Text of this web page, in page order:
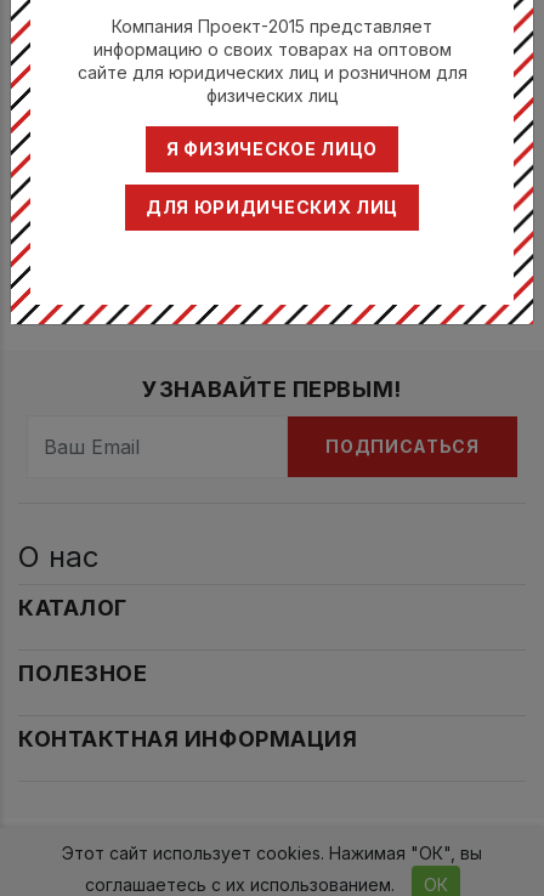
Кастрюля круглая 2,82л, d
20см, H 11,5 см, чугун, цвет
черный
LV Y TC 20 K1 BL
УЗНАВАЙТЕ ПЕРВЫМ!
ПОДПИСАТЬСЯ
О нас
КАТАЛОГ
ПОЛЕЗНОЕ
КОНТАКТНАЯ ИНФОРМАЦИЯ
2017-2026гг. Проект 2015
Этот сайт использует cookies. Нажимая "ОК", вы
соглашаетесь с их использованием.
ОК
Компания Проект-2015 представляет
информацию о своих товарах на оптовом
сайте для юридических лиц и розничном для
физических лиц
Я ФИЗИЧЕСКОЕ ЛИЦО
ДЛЯ ЮРИДИЧЕСКИХ ЛИЦ